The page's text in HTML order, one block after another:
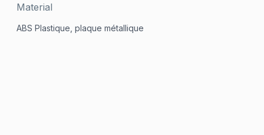
Material
ABS Plastique, plaque métallique